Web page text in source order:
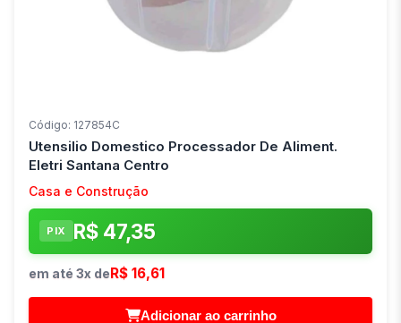
Código: 127854C
Utensilio Domestico Processador De Aliment.
Eletri Santana Centro
Casa e Construção
PIX R$ 47,35
em até 3x deR$ 16,61
Adicionar ao carrinho